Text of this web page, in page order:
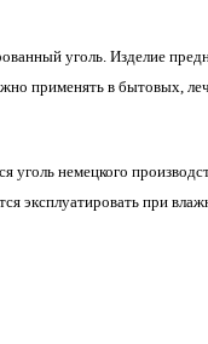
уголь. Изделие
применять в бытовых,
немецкого
эксплуатировать при